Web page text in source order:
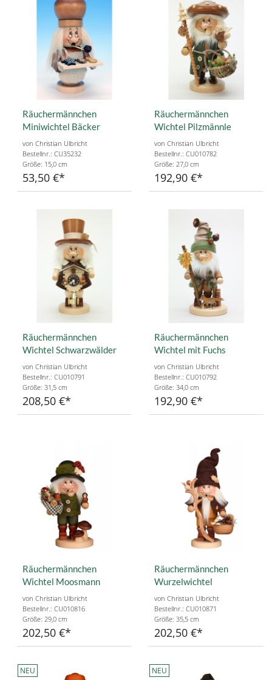
Räuchermännchen
Miniwichtel Bäcker
von Christian Ulbricht
Bestellnr.: CU35232
Größe: 15,0 cm
53,50 €
Räuchermännchen
Wichtel Pilzmännle
von Christian Ulbricht
Bestellnr.: CU010782
Größe: 27,0 cm
192,90 €
Räuchermännchen
Wichtel Schwarzwälder
von Christian Ulbricht
Bestellnr.: CU010791
Größe: 31,5 cm
208,50 €
Räuchermännchen
Wichtel mit Fuchs
von Christian Ulbricht
Bestellnr.: CU010792
Größe: 34,0 cm
192,90 €
Räuchermännchen
Wichtel Moosmann
von Christian Ulbricht
Bestellnr.: CU010816
Größe: 29,0 cm
202,50 €
Räuchermännchen
Wurzelwichtel
von Christian Ulbricht
Bestellnr.: CU010871
Größe: 35,5 cm
202,50 €
NEU NEU